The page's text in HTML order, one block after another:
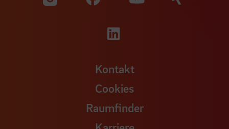
Zu unserer
Kontakt
Cookies
Raumfinder